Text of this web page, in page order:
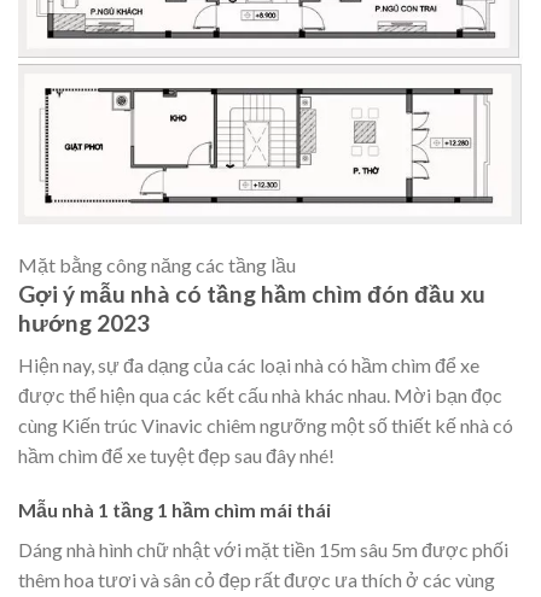
Mặt bằng công năng các tầng lầu
Gợi ý mẫu nhà có tầng hầm chìm đón đầu xu
hướng 2023
Hiện nay, sự đa dạng của các loại nhà có hầm chìm để xe
được thể hiện qua các kết cấu nhà khác nhau. Mời bạn đọc
cùng Kiến trúc Vinavic chiêm ngưỡng một số thiết kế nhà có
hầm chìm để xe tuyệt đẹp sau đây nhé!
Mẫu nhà 1 tầng 1 hầm chìm mái thái
Dáng nhà hình chữ nhật với mặt tiền 15m sâu 5m được phối
thêm hoa tươi và sân cỏ đẹp rất được ưa thích ở các vùng